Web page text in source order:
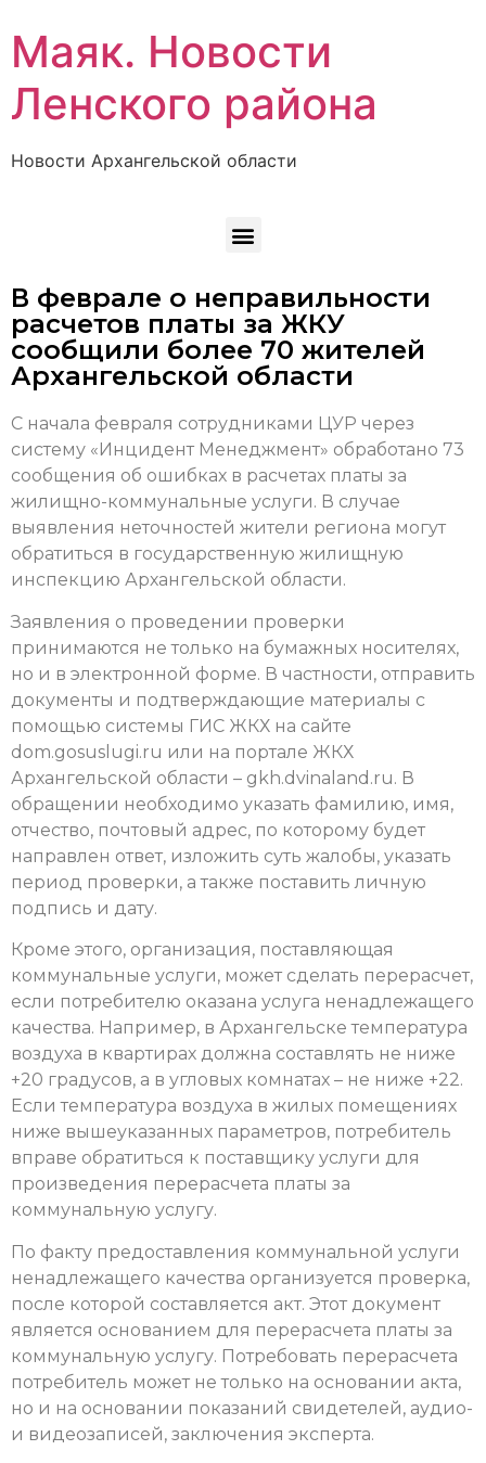
Маяк. Новости
Ленского района
Новости Архангельской области
В феврале о неправильности
расчетов платы за ЖКУ
сообщили более 70 жителей
Архангельской области
С начала февраля сотрудниками ЦУР через
систему «Инцидент Менеджмент» обработано 73
сообщения об ошибках в расчетах платы за
жилищно-коммунальные услуги. В случае
выявления неточностей жители региона могут
обратиться в государственную жилищную
инспекцию Архангельской области.
Заявления о проведении проверки
принимаются не только на бумажных носителях,
но и в электронной форме. В частности, отправить
документы и подтверждающие материалы с
помощью системы ГИС ЖКХ на сайте
dom.gosuslugi.ru или на портале ЖКХ
Архангельской области – gkh.dvinaland.ru. В
обращении необходимо указать фамилию, имя,
отчество, почтовый адрес, по которому будет
направлен ответ, изложить суть жалобы, указать
период проверки, а также поставить личную
подпись и дату.
Кроме этого, организация, поставляющая
коммунальные услуги, может сделать перерасчет,
если потребителю оказана услуга ненадлежащего
качества. Например, в Архангельске температура
воздуха в квартирах должна составлять не ниже
+20 градусов, а в угловых комнатах – не ниже +22.
Если температура воздуха в жилых помещениях
ниже вышеуказанных параметров, потребитель
вправе обратиться к поставщику услуги для
произведения перерасчета платы за
коммунальную услугу.
По факту предоставления коммунальной услуги
ненадлежащего качества организуется проверка,
после которой составляется акт. Этот документ
является основанием для перерасчета платы за
коммунальную услугу. Потребовать перерасчета
потребитель может не только на основании акта,
но и на основании показаний свидетелей, аудио-
и видеозаписей, заключения эксперта​.